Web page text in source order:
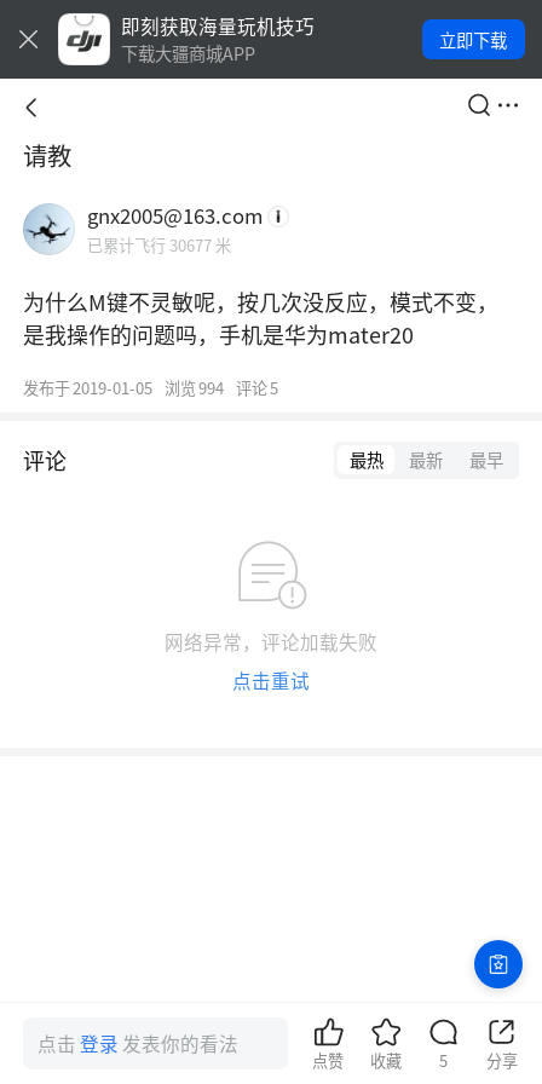
即刻获取海量玩机技巧
下载大疆商城APP
立即下载
请教
gnx2005@163.com
已累计飞行 30677 米
为什么M键不灵敏呢，按几次没反应，模式不变，
是我操作的问题吗，手机是华为mater20
发布于2019-01-05 浏览994 评论5
评论 最热 最新 最早
网络异常，评论加载失败
点击重试
点击登录 发表你的看法
点赞 收藏 5 分享